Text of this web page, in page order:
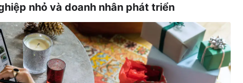
nhỏ và doanh nhân phát triển